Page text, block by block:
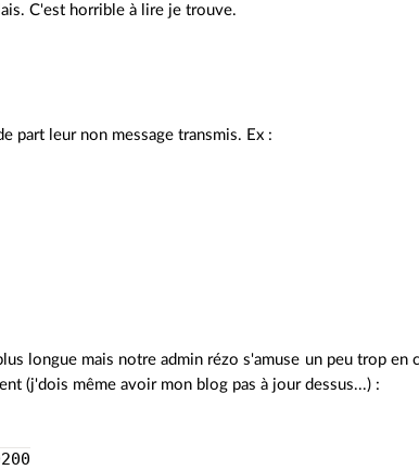
C'est horrible à lire je trouve.
part leur non message transmis. Ex :
longue mais notre admin rézo s'amuse un peu trop en
(j'dois même avoir mon blog pas à jour dessus...) :